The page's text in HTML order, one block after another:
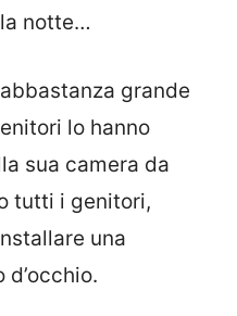
notte…
grande
lo hanno
sua camera da
tutti i genitori,
una